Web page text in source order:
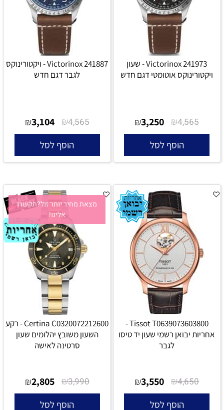
Victorinox 241973 - שעון
ויקטורינוקס אוטומטי דגם חדש
₪4,565
₪3,250
הוסף לסל
Victorinox 241887 - ויקטורינוקס
לגבר דגם חדש
₪4,565
₪3,104
הוסף לסל
Tissot T0639073603800 -
אחריות יבואן רשמי שעון יד טיסו
לגבר
₪4,650
₪3,550
הוסף לסל
מצאת מחיר יותר זול?תקשרו
אלינו!
Certina C0320072212600 - רקע
השעון משובץ יהלומים שעון
סרטינה לאישה
₪3,990
₪2,805
הוסף לסל